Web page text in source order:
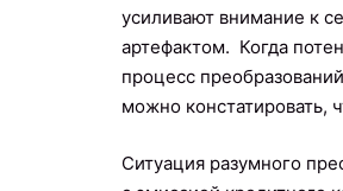
усиливают внимание к
артефактом. Когда
процесс
можно констатировать,
Ситуация разумного